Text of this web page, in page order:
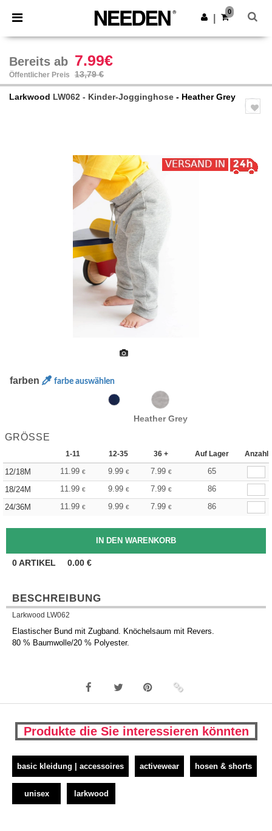
× Needen App
Bessere Preise in der App!
App holen
0
Bereits ab 7.99€
Öffentlicher Preis 13,79 €
Larkwood LW062 - Kinder-Jogginghose - Heather Grey
farben farbe auswählen
Heather Grey
GRÖSSE
1-11 12-35 36 + Auf Lager Anzahl
12/18M 11.99 € 9.99 € 7.99 €
65
18/24M
11.99 € 9.99 € 7.99 €
86
24/36M
11.99 € 9.99 € 7.99 € 86
0ARTIKEL 0.00 €
BESCHREIBUNG
Larkwood LW062
Elastischer Bund mit Zugband. Knöchelsaum mit Revers.
80 % Baumwolle/20 % Polyester.
Produkte die Sie interessieren könnten
basic kleidung | accessoires activewear hosen & shorts
unisex larkwood